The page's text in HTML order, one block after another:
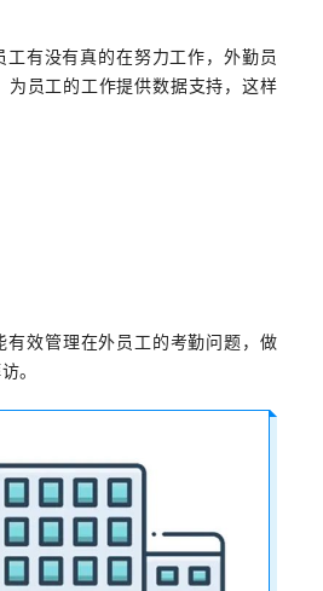
工有没有真的在努力工作，外勤员
员工的工作提供数据支持，这样
效管理在外员工的考勤问题，做
。